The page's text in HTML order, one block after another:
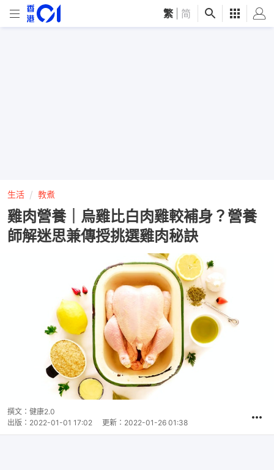
繁 简
生活 教煮
雞肉營養｜烏雞比白肉雞較補身？營養
師解迷思兼傳授挑選雞肉秘訣
撰文： 健康2.0
出版： 2022-01-01 17:02 更新： 2022-01-26 01:38